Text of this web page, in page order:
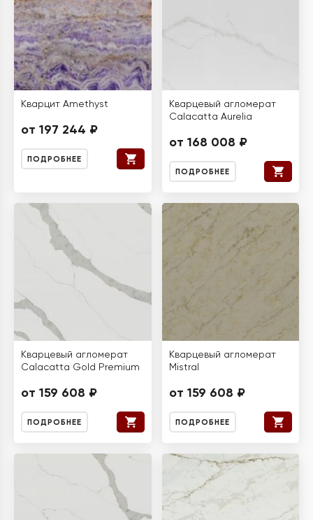
Кварцит Amethyst
от 197 244 ₽
ПОДРОБНЕЕ
Кварцевый агломерат
Calacatta Aurelia
от 168 008 ₽
ПОДРОБНЕЕ
Кварцевый агломерат
Calacatta Gold Premium
от 159 608 ₽
ПОДРОБНЕЕ
Кварцевый агломерат
Mistral
от 159 608 ₽
ПОДРОБНЕЕ